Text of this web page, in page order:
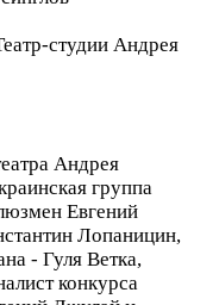
студии Андрея
Андрея
группа
Евгений
Лопаницин,
- Гуля Ветка,
конкурса